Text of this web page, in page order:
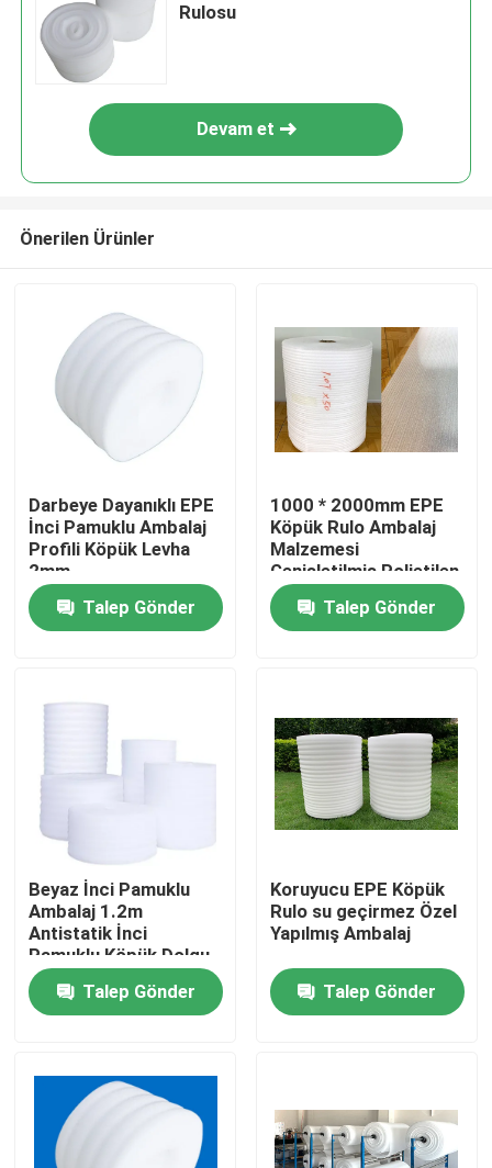
Ana sayfa
Hakkımızda
videolar
Isı Yalıtım Malzemeleri
Isı Yalıtım Cam Yünü
Cam yünü levha
Taş Yünü Sandviç Panel
Poliüretan Sandviç panel
Rulosu
Devam et
Önerilen Ürünler
Darbeye Dayanıklı EPE
İnci Pamuklu Ambalaj
Profili Köpük Levha
2mm
Talep Gönder
1000 * 2000mm EPE
Köpük Rulo Ambalaj
Malzemesi
Genişletilmiş Polietilen
Köpük
Talep Gönder
Beyaz İnci Pamuklu
Ambalaj 1.2m
Antistatik İnci
Pamuklu Köpük Dolgu
Talep Gönder
Koruyucu EPE Köpük
Rulo su geçirmez Özel
Yapılmış Ambalaj
Talep Gönder